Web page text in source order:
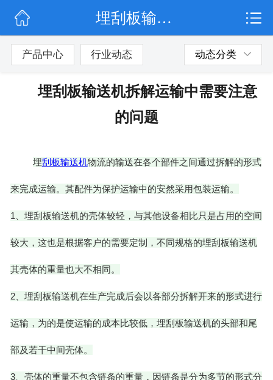
公司简介
埋刮板输送机拆解运输中需要注意的问题
产品中心 行业动态 动态分类
埋刮板输送机拆解运输中需要注意
的问题
埋刮板输送机物流的输送在各个部件之间通过拆解的形式
来完成运输。其配件为保护运输中的安然采用包装运输。
1 、埋刮板输送机的壳体较轻，与其他设备相比只是占用的空间
较大，这也是根据客户的需要定制，不同规格的埋刮板输送机
其壳体的重量也大不相同。
2、埋刮板输送机在生产完成后会以各部分拆解开来的形式进行
运输，为的是使运输的成本比较低，埋刮板输送机的头部和尾
部及若干中间壳体。
3、壳体的重量不包含链条的重量，因链条是分为多节的形式分